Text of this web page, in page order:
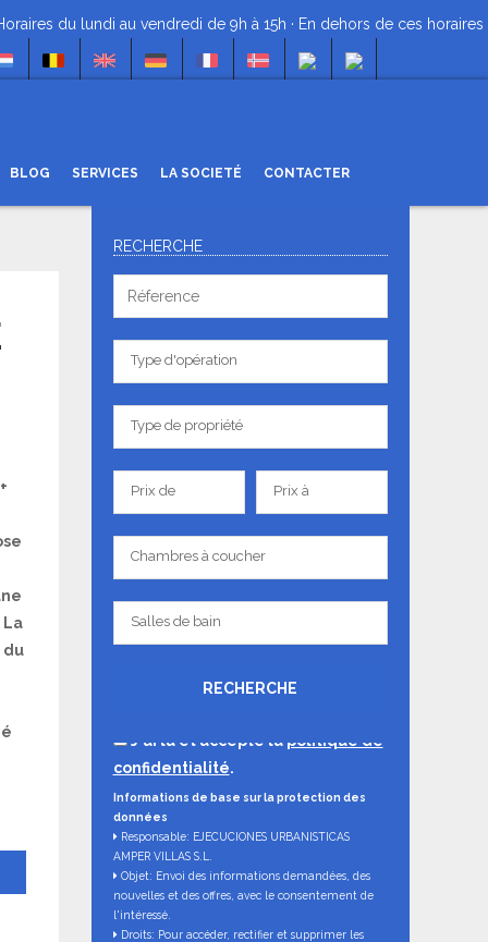
du lundi au vendredi de 9h à 15h · En dehors de ces horaires »+34
BLOG SERVICES LA SOCIETÉ CONTACTER
La
du
DEMANDER PLUS
D'INFORMATIONS
pour convenir d'un rendez-vous.
Tellement simple et rapide !
Champs obligatoires *
J'ai lu et accepté la politique de
confidentialité.
Informations de base sur la protection des
données
Responsable: EJECUCIONES URBANISTICAS
AMPER VILLAS S.L.
Objet: Envoi des informations demandées, des
nouvelles et des offres, avec le consentement de
l'intéressé.
Droits: Pour accéder, rectifier et supprimer les
RECHERCHE
Réference
Type
d'opération
Type d'opération
Type
de
propriété
Type de propriété
Prix
de
Prix de
Prix
à
Prix à
Chambres
à
coucher
Chambres à coucher
Salles
de
Salles de bain
RECHERCHE